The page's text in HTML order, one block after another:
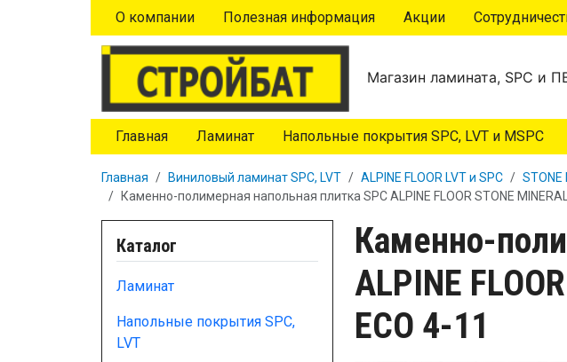
Перейти к основному содержанию
О компании Полезная информация Акции
Магазин ламината, SPC и
Главная Ламинат Напольные покрытия SPC, LVT и MSPC
Главная Виниловый ламинат SPC, LVT ALPINE FLOOR LVT и SPC
STONE
Каменно-полимерная напольная плитка SPC ALPINE FLOOR STONE
Каменно-
ALPINE
ECO 4-11
Каталог
Ламинат
Напольные покрытия SPC,
LVT